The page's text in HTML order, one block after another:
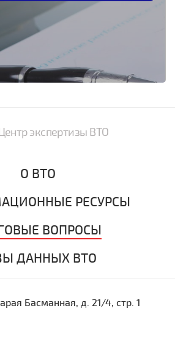
экспертизы ВТО
О ВТО
РЕСУРСЫ
ВОПРОСЫ
ДАННЫХ ВТО
Басманная, д. 21/4, стр. 1